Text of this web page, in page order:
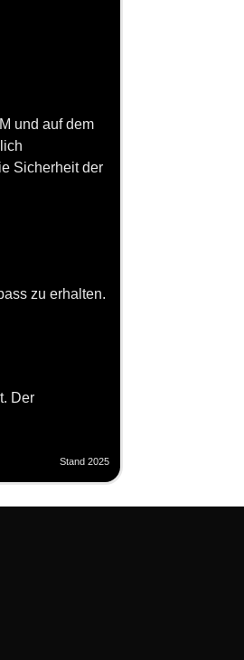
und auf dem
Sicherheit der
zu erhalten.
Der
Stand 2025